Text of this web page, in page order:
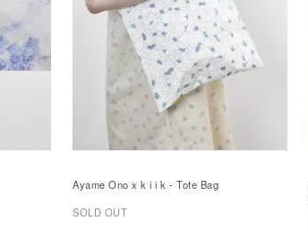
Ayame Ono x k i i k - Tote Bag
SOLD OUT